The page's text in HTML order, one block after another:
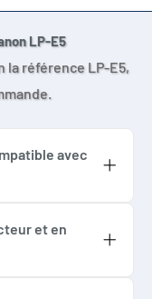
LP-E5
référence LP-E5,
avec
E5. Il ne
E8, LP-
et en